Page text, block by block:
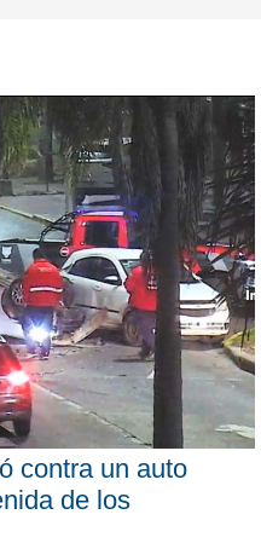
contra un auto
de los